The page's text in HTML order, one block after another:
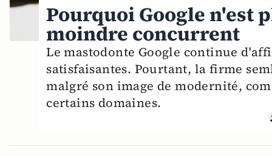
Pourquoi Google n'est
moindre concurrent
Le mastodonte Google continue
satisfaisantes. Pourtant, la firme
malgré son image de modernité,
certains domaines.